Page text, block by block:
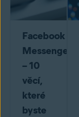
Facebook
Messenger
– 10
věcí,
které
byste